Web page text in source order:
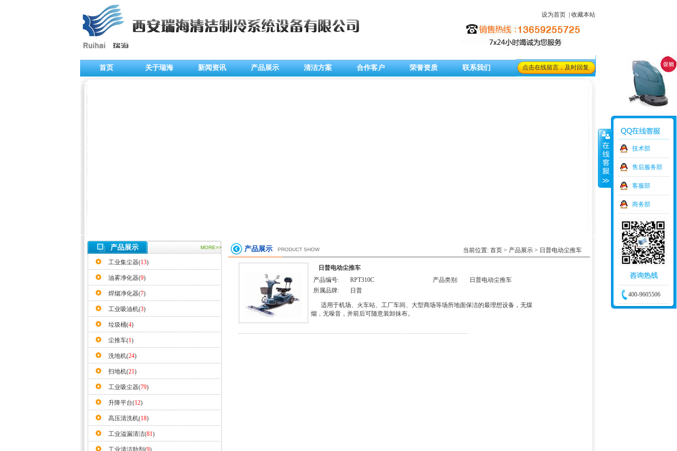
设为首页| 收藏本站
首页 关于瑞海 新闻资讯 产品展示 清洁方案 合作客户 荣誉资质 联系我们 点击在线留言，及时回复
产品展示 MORE>>
工业集尘器(13)
油雾净化器(9)
焊烟净化器(7)
工业吸油机(3)
垃圾桶(4)
尘推车(1)
洗地机(24)
扫地机(21)
工业吸尘器(79)
升降平台(12)
高压清洗机(18)
工业溢漏清洁(81)
工业清洁助剂(9)
产品展示 PRODUCT SHOW 当前位置: 首页 > 产品展示 > 日普电动尘推车
日普电动尘推车
产品编号:
RPT310C 产品类别:
日普电动尘推车
所属品牌:
日普
适用于机场、火车站、工厂车间、大型商场等场所地面保洁的最理想设备，无煤
烟，无噪音，并前后可随意装卸抹布。
技术部
售后服务部
客服部
商务部
咨询热线
400-9605506